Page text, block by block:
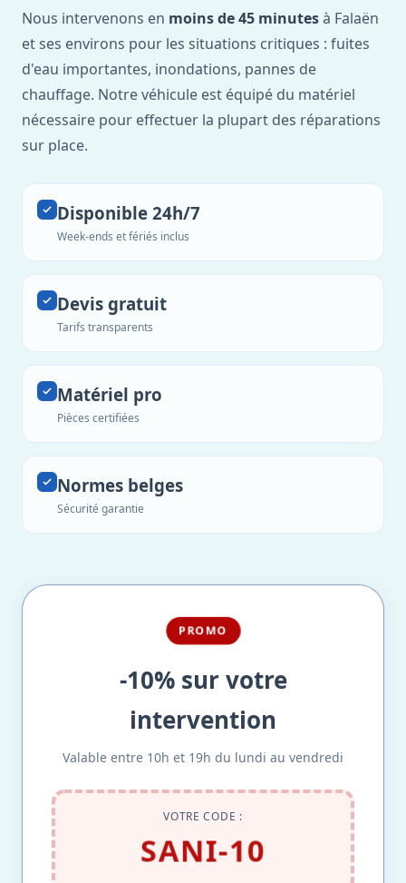
Nous intervenons en moins de 45 minutesà Falaën
et ses environs pour les situations critiques : fuites
d'eau importantes, inondations, pannes de
chauffage. Notre véhicule est équipé du matériel
nécessaire pour effectuer la plupart des réparations
sur place.
Disponible 24h/7
Week-ends et fériés inclus
Devis gratuit
Tarifs transparents
Matériel pro
Pièces certifiées
Normes belges
Sécurité garantie
PROMO
-10% sur votre
intervention
Valable entre 10h et 19h du lundi au vendredi
VOTRE CODE :
SANI-10